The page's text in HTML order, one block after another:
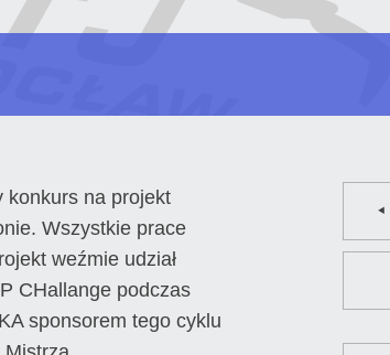
konkurs na projekt
Wszystkie prace
weźmie udział
CHallange podczas
sponsorem tego cyklu